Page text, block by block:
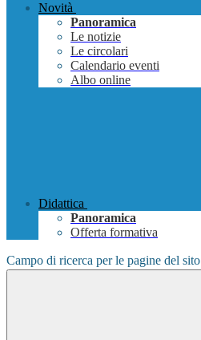
Novità
Panoramica
Le notizie
Le circolari
Calendario eventi
Albo online
Didattica
Panoramica
Offerta formativa
Campo di ricerca per le pagine del sito